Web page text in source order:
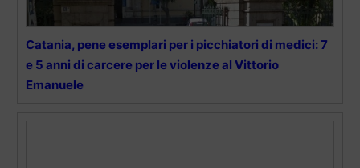
Catania, pene esemplari per i picchiatori di medici: 7
e 5 anni di carcere per le violenze al Vittorio
Emanuele